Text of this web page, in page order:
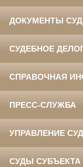
ДОКУМЕНТЫ
СУДЕБНОЕ
СПРАВОЧНАЯ
ПРЕСС-СЛУЖБА
УПРАВЛЕНИЕ
СУДЫ СУБЪЕКТА